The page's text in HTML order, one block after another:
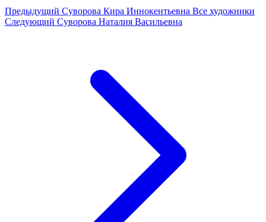
Предыдущий Суворова Кира Иннокентьевна Все художники
Следующий Суворова Наталия Васильевна